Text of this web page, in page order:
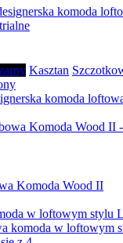
Kasztan
komoda
Komoda Wood II